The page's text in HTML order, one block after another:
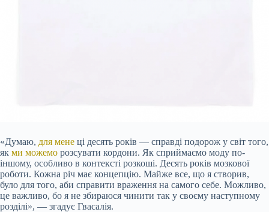
«Думаю, для мене ці десять років — справді подорож у світ того,
як ми можемо розсувати кордони. Як сприймаємо моду по-
іншому, особливо в контексті розкоші. Десять років мозкової
роботи. Кожна річ має концепцію. Майже все, що я створив,
було для того, аби справити враження на самого себе. Можливо,
це важливо, бо я не збираюся чинити так у своєму наступному
розділі», — згадує Гвасалія.